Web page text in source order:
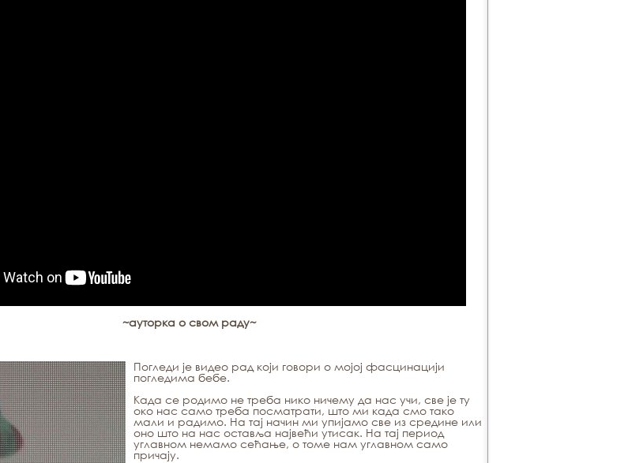
~ауторка о свом раду~
Погледи је видео рад који говори о мојој фасцинацији
погледима бебе.
Када се родимо не треба нико ничему да нас учи, све је ту
око нас само треба посматрати, што ми када смо тако
мали и радимо. На тај начин ми упијамо све из средине или
оно што на нас оставља највећи утисак. На тај период
углавном немамо сећање, о томе нам углавном само
причају.